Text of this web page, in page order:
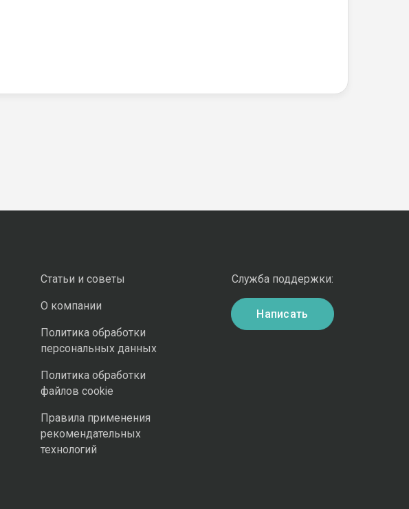
Статьи и советы
О компании
Политика обработки
персональных данных
Политика обработки
файлов cookie
Правила применения
рекомендательных
технологий
Служба поддержки:
Написать